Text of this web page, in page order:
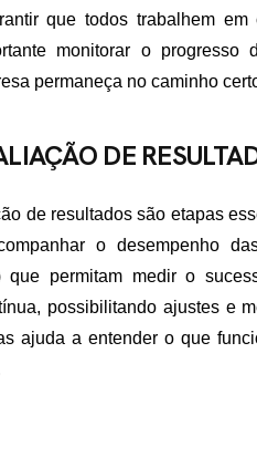
que todos trabalhem
monitorar o progresso
permaneça no caminho
DE
de resultados são etapas
o desempenho
que permitam medir o
possibilitando ajustes e
ajuda a entender o que